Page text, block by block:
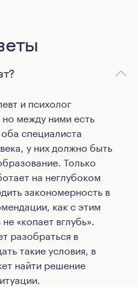
и психолог
между ними есть
специалиста
у них должно быть
Только
на неглубоком
закономерность в
как с этим
«копает вглубь».
разобраться в
такие условия, в
найти решение